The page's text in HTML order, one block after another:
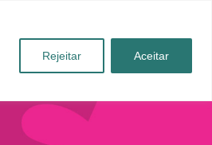
Rejeitar Aceitar
Contato